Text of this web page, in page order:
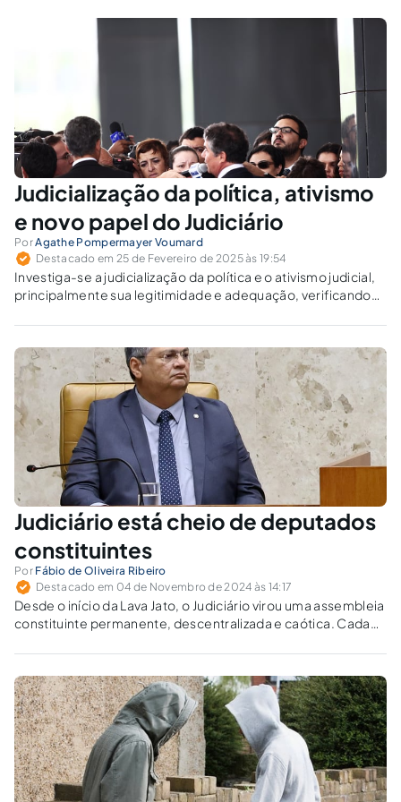
Judicialização da política, ativismo
e novo papel do Judiciário
PorAgathe Pompermayer Voumard
Destacado em 25 de Fevereiro de 2025 às 19:54
Investiga-se a judicialização da política e o ativismo judicial,
principalmente sua legitimidade e adequação, verificando
ativista e transformar questões políticas em Direito.
Judiciário está cheio de deputados
constituintes
Por Fábio de Oliveira Ribeiro
Destacado em 04 de Novembro de 2024 às 14:17
Desde o início da Lava Jato, o Judiciário virou uma assembleia
constituinte permanente, descentralizada e caótica. Cada
caso de acordo com suas preferências.